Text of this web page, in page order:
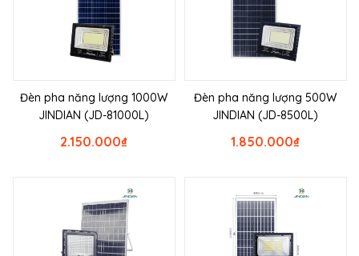
Đèn pha năng lượng 1000W
JINDIAN (JD-81000L)
₫
2.150.000
Đèn pha năng lượng 500W
JINDIAN (JD-8500L)
₫
1.850.000